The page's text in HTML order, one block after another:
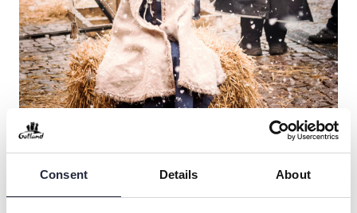
Consent Details About